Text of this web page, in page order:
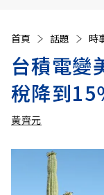
首頁 話題 時
台積電變
稅降到15
黃齊元